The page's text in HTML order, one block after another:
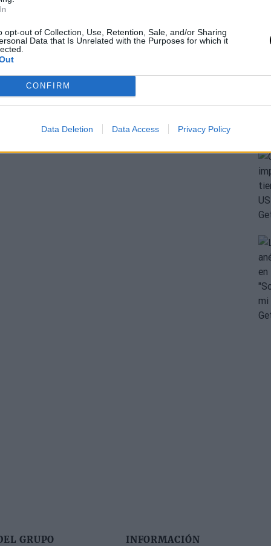
opt-out of Collection, Use, Retention, Sale, and/or Sharing
Data that Is Unrelated with the Purposes for which it
CONFIRM
Data Deletion Data Access Privacy Policy
GRUPO INFORMACIÓN